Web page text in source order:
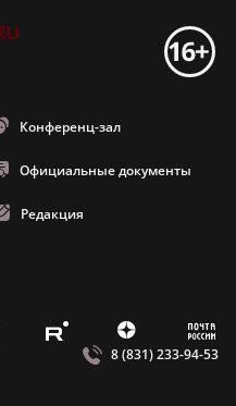
Конференц-зал
Официальные документы
Редакция
E Z m
8 (831) 233-94-53